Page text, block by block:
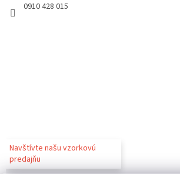
0910 428 015
Navštívte našu vzorkovú
predajňu